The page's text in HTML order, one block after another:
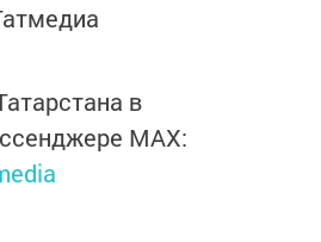
в
MАХ: